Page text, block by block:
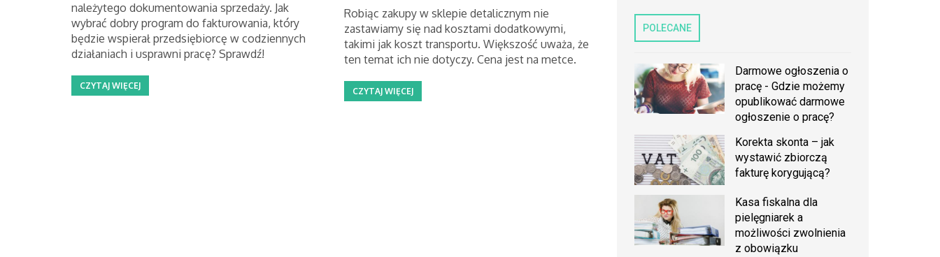
należytego dokumentowania sprzedaży. Jak
wybrać dobry program do fakturowania, który
będzie wspierał przedsiębiorcę w codziennych
działaniach i usprawni pracę? Sprawdź!
CZYTAJ WIĘCEJ
Robiąc zakupy w sklepie detalicznym nie
zastawiamy się nad kosztami dodatkowymi,
takimi jak koszt transportu. Większość uważa, że
ten temat ich nie dotyczy. Cena jest na metce.
CZYTAJ WIĘCEJ
POLECANE
Darmowe ogłoszenia o
pracę - Gdzie możemy
opublikować darmowe
ogłoszenie o pracę?
Korekta skonta – jak
wystawić zbiorczą
fakturę korygującą?
Kasa fiskalna dla
pielęgniarek a
możliwości zwolnienia
z obowiązku